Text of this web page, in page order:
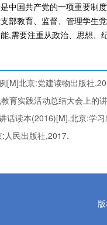
中国共产党的一项重要制
部教育、监督、管理学生
,需要注重从政治、思想、
[M]北京:党建读物出版社
育实践活动总结大会上的
话读本(2016)[M].北京:学
人民出版社,2017.